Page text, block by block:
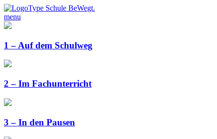
menu
1 – Auf dem Schulweg
2 – Im Fachunterricht
3 – In den Pausen